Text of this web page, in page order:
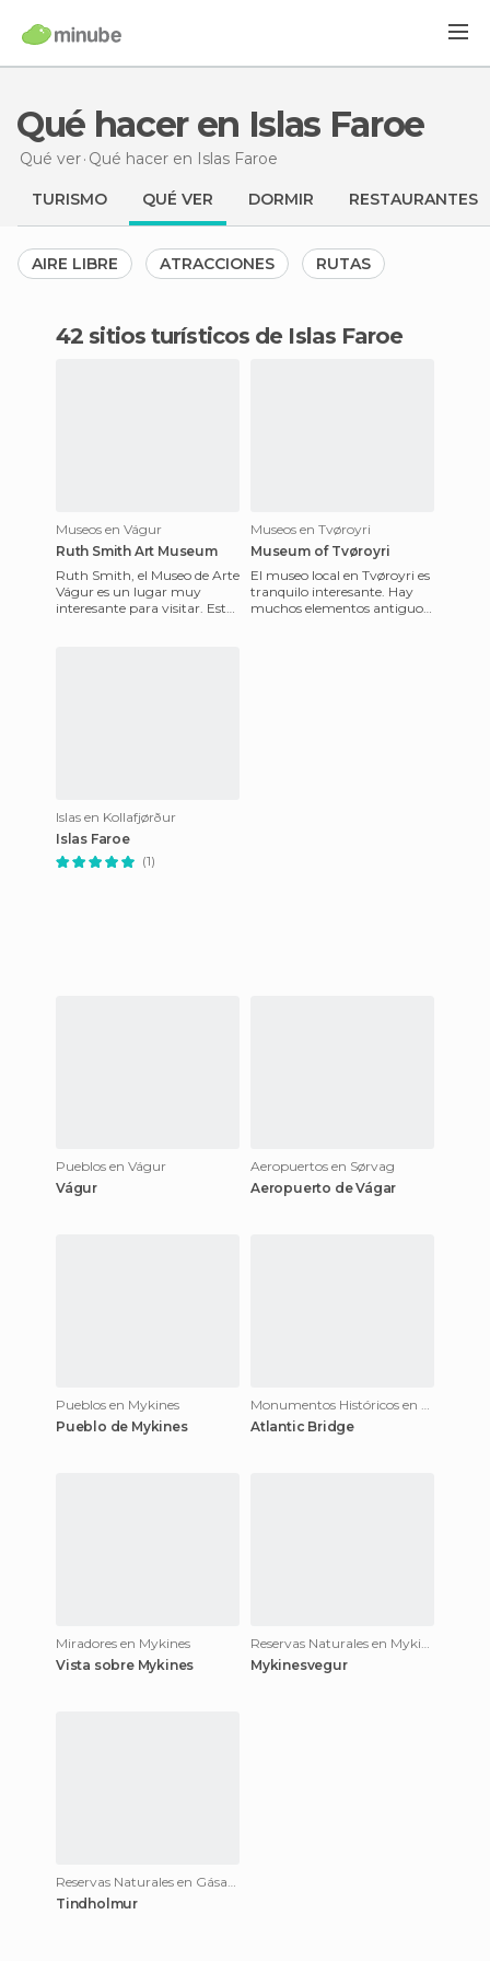
Qué hacer en Islas Faroe
Qué ver Qué hacer en Islas Faroe
TURISMO QUÉ VER DORMIR RESTAURANTES
AIRE LIBRE ATRACCIONES RUTAS
42 sitios turísticos de Islas Faroe
Museos en Vágur
Ruth Smith Art Museum
Ruth Smith, el Museo de Arte
Vágur es un lugar muy
interesante para visitar. Está
Museos en Tvøroyri
Museum of Tvøroyri
El museo local en Tvøroyri es
tranquilo interesante. Hay
muchos elementos antiguos
Islas en Kollafjørður
Islas Faroe
(1)
Pueblos en Vágur
Vágur
Aeropuertos en Sørvag
Aeropuerto de Vágar
Pueblos en Mykines
Pueblo de Mykines
Monumentos Históricos en Mykines
Atlantic Bridge
Miradores en Mykines
Vista sobre Mykines
Reservas Naturales en Mykines
Mykinesvegur
Reservas Naturales en Gásadalur
Tindholmur